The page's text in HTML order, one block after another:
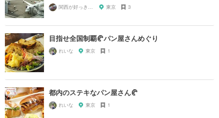
関西が好っきゃねん 東京 3
目指せ全国制覇🥐パン屋さんめぐり
れいな 東京 1
都内のステキなパン屋さん🥐
れいな 東京 1